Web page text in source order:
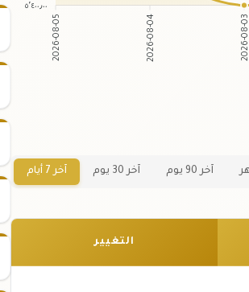
٥٬٤٠٠٫٠٠
2026-08-05 2026-08-04 2026-08-03
آخر 90 يوم آخر 30 يوم آخر 7 أيام
التغيير